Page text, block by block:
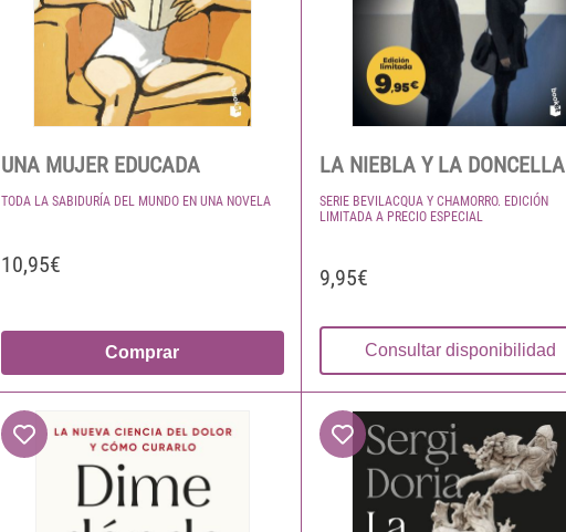
UNA MUJER EDUCADA
TODA LA SABIDURÍA DEL MUNDO EN UNA NOVELA
10,95€
Comprar
LA NIEBLA Y LA DONCELLA
SERIE BEVILACQUA Y CHAMORRO. EDICIÓN
LIMITADA A PRECIO ESPECIAL
9,95€
Consultar disponibilidad